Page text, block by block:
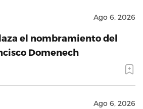
Ago 6, 2026
el nombramiento del
Domenech
Ago 6, 2026